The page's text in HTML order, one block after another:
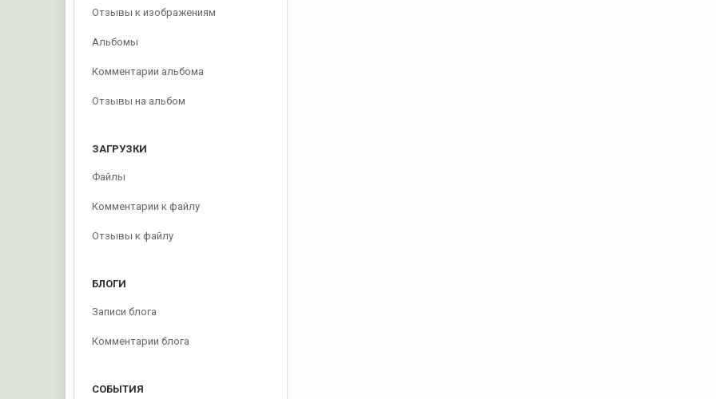
Отзывы к изображениям
Альбомы
Комментарии альбома
Отзывы на альбом
ЗАГРУЗКИ
Файлы
Комментарии к файлу
Отзывы к файлу
БЛОГИ
Записи блога
Комментарии блога
СОБЫТИЯ